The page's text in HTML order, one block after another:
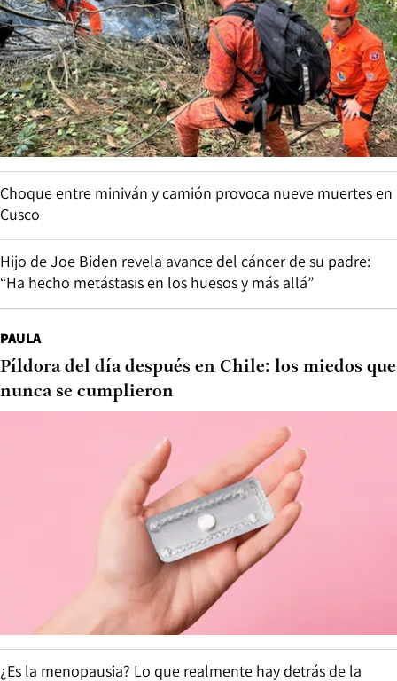
Choque entre miniván y camión provoca nueve muertes en
Cusco
Hijo de Joe Biden revela avance del cáncer de su padre:
“Ha hecho metástasis en los huesos y más allá”
PAULA
Píldora del día después en Chile: los miedos que
nunca se cumplieron
¿Es la menopausia? Lo que realmente hay detrás de la